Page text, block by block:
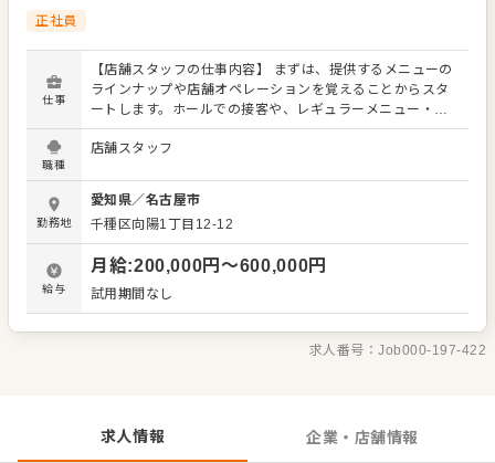
正社員
仕事
【店舗スタッフの仕事内容】 まずは、提供するメニューの
ラインナップや店舗オペレーションを覚えることからスタ
ートします。ホールでの接客や、レギュラーメニュー・限
定メニューなどの調理にも関わりますので、店舗業務全般
に関わる幅広いスキルを身につけられます。 よりよいお店
迎です。 【具体的には…】 ・お席へのご案内、オーダーテ
イク、レジ対応など接客全般 ・ドリンク作り、提供 ・予約
管理、電話対応 ・仕込みから盛り付けまでの調理業務 ・食
材の仕入れや在庫管理 ・アルバイトスタッフの教育 など
入社後はスキルに合わせた業務からお任せしますので、
徐々に仕事の幅を広げていきましょう。先輩スタッフがあ
てスタートできる環境です。 ゆくゆくは、ステップアップ
職種
店舗スタッフ
勤務地
愛知県／名古屋市
千種区向陽1丁目12-12
給与
月給:200,000円〜600,000円
試用期間なし
求人番号：Job000-197-422
求人情報 企業・店舗情報